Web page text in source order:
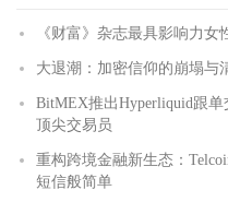
《财富》杂志最具影响力
大退潮：加密信仰的崩塌与
BitMEX推出Hyperliquid跟
顶尖交易员
重构跨境金融新生态：
短信般简单